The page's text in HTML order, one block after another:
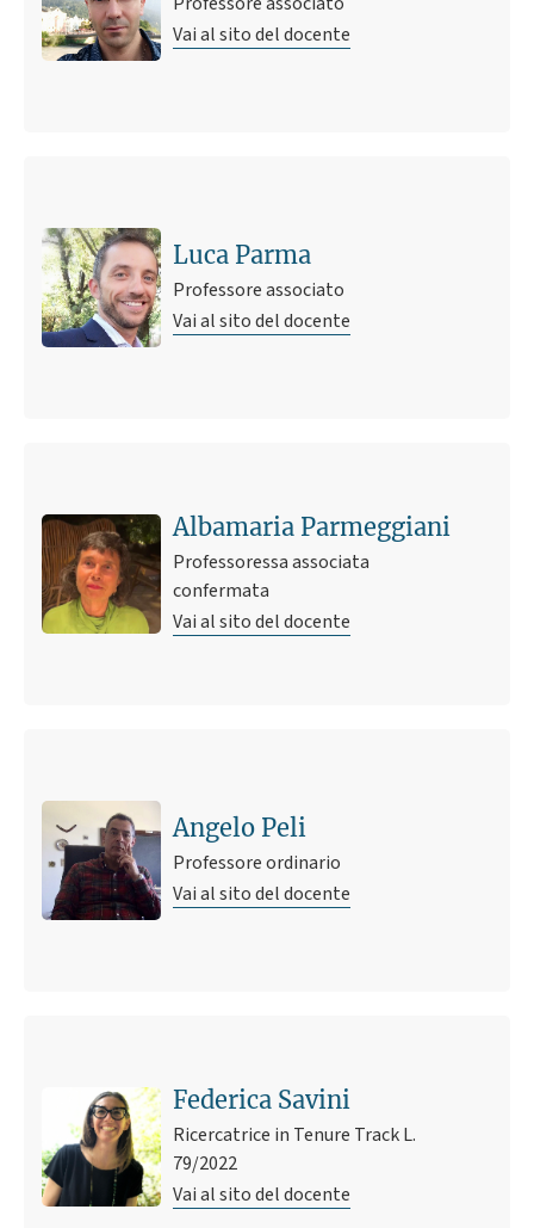
Vai al sito del docente
Luca Parma
Professore associato
Vai al sito del docente
Albamaria Parmeggiani
Professoressa associata
confermata
Vai al sito del docente
Angelo Peli
Professore ordinario
Vai al sito del docente
Federica Savini
Ricercatrice in Tenure Track L.
79/2022
Vai al sito del docente